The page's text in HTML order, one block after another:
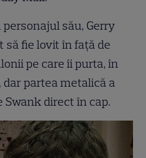
său, Gerry
să fie lovit în față de
pe care îi purta, în
dar partea metalică a
direct în cap.